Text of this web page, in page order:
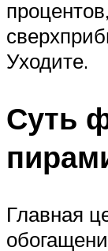
Уходите.
Суть
Главная